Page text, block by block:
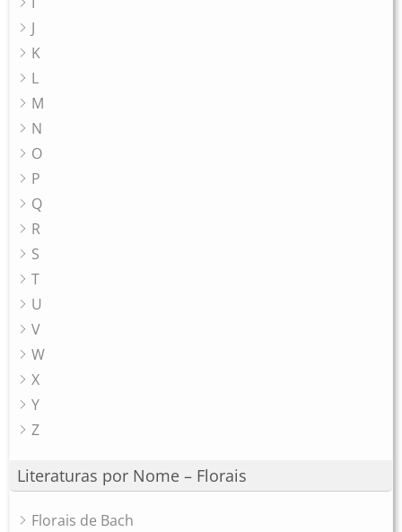
J
K
L
M
N
O
P
Q
R
S
T
U
V
W
X
Y
Z
Literaturas por Nome – Florais
Florais de Bach